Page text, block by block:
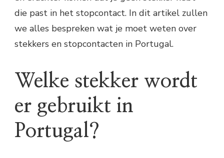
die past in het stopcontact. In dit artikel zullen
we alles bespreken wat je moet weten over
stekkers en stopcontacten in Portugal.
Welke stekker wordt
er gebruikt in
Portugal?